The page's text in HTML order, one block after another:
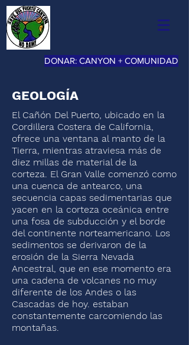
DONAR: CANYON + COMUNIDAD
GEOLOGÍA
El Cañón Del Puerto, ubicado en la
Cordillera Costera de California,
ofrece una ventana al manto de la
Tierra, mientras atraviesa más de
diez millas de material de la
corteza. El Gran Valle comenzó como
una cuenca de antearco, una
secuencia capas sedimentarias que
yacen en la corteza oceánica entre
una fosa de subducción y el borde
del continente norteamericano. Los
sedimentos se derivaron de la
erosión de la Sierra Nevada
Ancestral, que en ese momento era
una cadena de volcanes no muy
diferente de los Andes o las
Cascadas de hoy. estaban
constantemente carcomiendo las
montañas.